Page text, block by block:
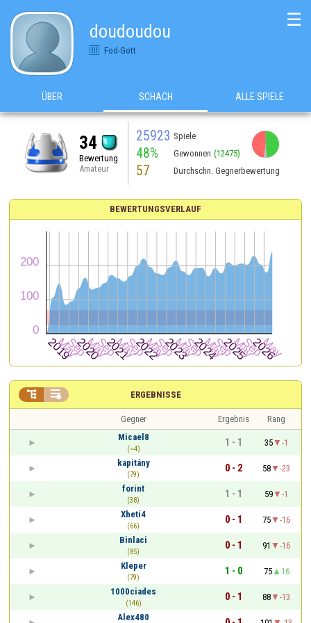
doudoudou
Fod-Gott
☰
ÜBER SCHACH ALLE SPIELE
34
Bewertung
Amateur
25923 Spiele
48% Gewonnen (12475)
57 Durchschn. Gegnerbewertung
BEWERTUNGSVERLAUF
ERGEBNISSE
 
Gegner Ergebnis
Rang
Micael8
(~4)
1 - 1 35
-1
kapitány
(79)
0 - 2 58
-23
forint
(38)
1 - 1 59
-1
Xheti4
(66)
0 - 1 75
-16
Binlaci
(85)
0 - 1 91
-16
Kleper
(79)
1 - 0 75
16
1000ciades
(146)
0 - 1 88
-13
Alex480